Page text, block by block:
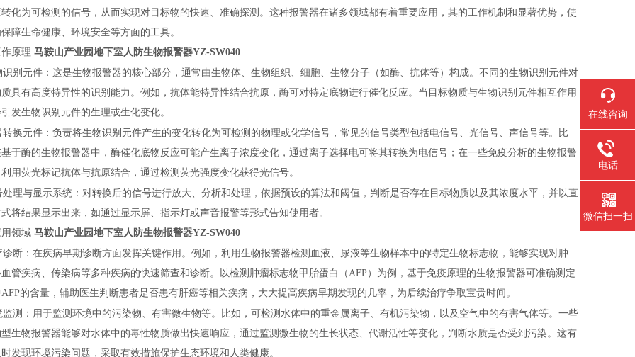
化为可检测的信号，从而实现对目标物的快速、准确探测。这种报警器在诸多领域都有着重要应用，其的工作机制和显著优势，使
障生命健康、环境安全等方面的工具。
原理 马鞍山产业园地下室人防生物报警器YZ-SW040
识别元件：这是生物报警器的核心部分，通常由生物体、生物组织、细胞、生物分子（如酶、抗体等）构成。不同的生物识别元件对
具有高度特异性的识别能力。例如，抗体能特异性结合抗原，酶可对特定底物进行催化反应。当目标物质与生物识别元件相互作用
发生物识别元件的生理或生化变化。
转换元件：负责将生物识别元件产生的变化转化为可检测的物理或化学信号，常见的信号类型包括电信号、光信号、声信号等。比
于酶的生物报警器中，酶催化底物反应可能产生离子浓度变化，通过离子选择电可将其转换为电信号；在一些免疫分析的生物报警
用荧光标记抗体与抗原结合，通过检测荧光强度变化获得光信号。
处理与显示系统：对转换后的信号进行放大、分析和处理，依据预设的算法和阈值，判断是否存在目标物质以及其浓度水平，并以直
将结果显示出来，如通过显示屏、指示灯或声音报警等形式告知使用者。
领域 马鞍山产业园地下室人防生物报警器YZ-SW040
诊断：在疾病早期诊断方面发挥关键作用。例如，利用生物报警器检测血液、尿液等生物样本中的特定生物标志物，能够实现对肿
管疾病、传染病等多种疾病的快速筛查和诊断。以检测肿瘤标志物甲胎蛋白（AFP）为例，基于免疫原理的生物报警器可准确测定
的含量，辅助医生判断患者是否患有肝癌等相关疾病，大大提高疾病早期发现的几率，为后续治疗争取宝贵时间。
监测：用于监测环境中的污染物、有害微生物等。比如，可检测水体中的重金属离子、有机污染物，以及空气中的有害气体等。一些
生物报警器能够对水体中的毒性物质做出快速响应，通过监测微生物的生长状态、代谢活性等变化，判断水质是否受到污染。这有
发现环境污染问题，采取有效措施保护生态环境和人类健康。
在线咨询
电话
微信扫一扫